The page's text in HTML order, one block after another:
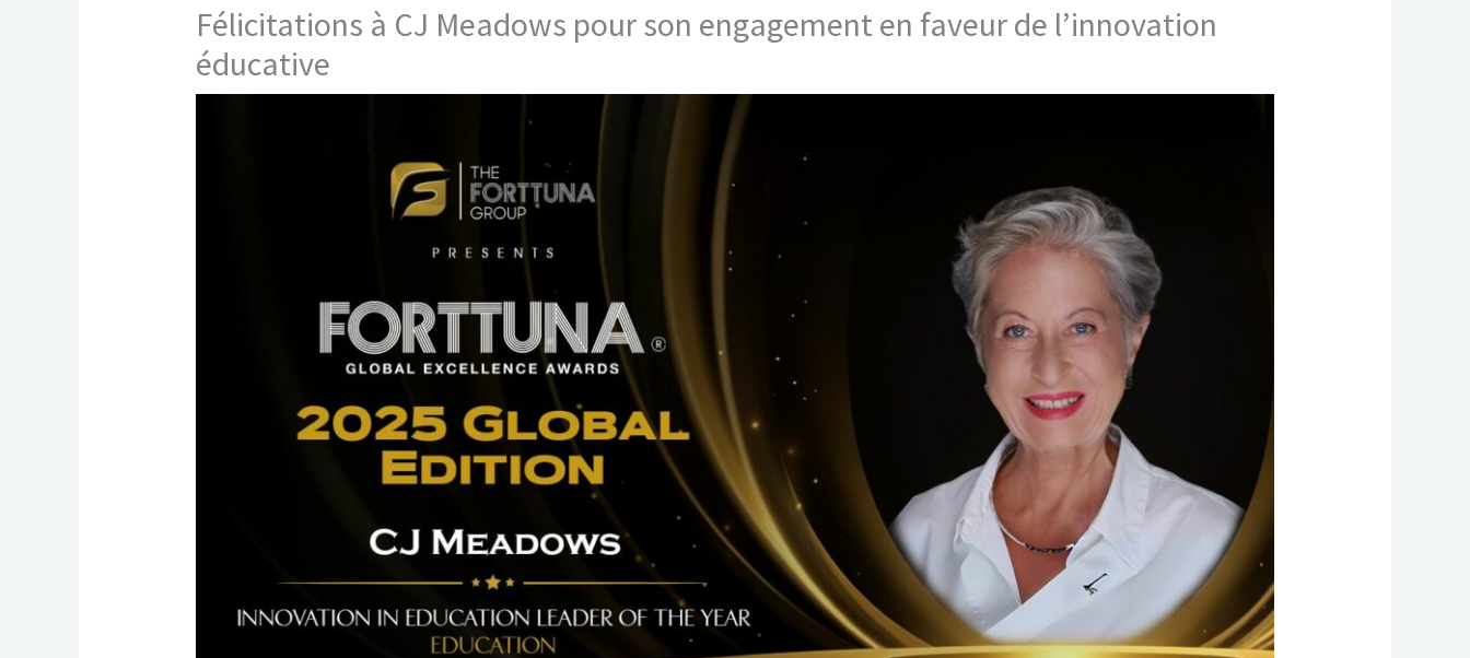
Félicitations à CJ Meadows pour son engagement en faveur de l’innovation
éducative